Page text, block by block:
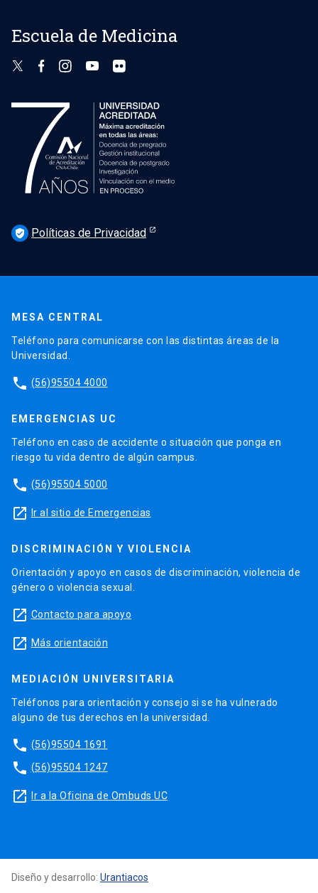
Escuela de Medicina
verified_user Políticas de Privacidad
MESA CENTRAL
Teléfono para comunicarse con las distintas áreas de la
Universidad.
phone (56)95504 4000
EMERGENCIAS UC
Teléfono en caso de accidente o situación que ponga en
riesgo tu vida dentro de algún campus.
phone (56)95504 5000
launch Ir al sitio de Emergencias
DISCRIMINACIÓN Y VIOLENCIA
Orientación y apoyo en casos de discriminación, violencia de
género o violencia sexual.
launch Contacto para apoyo
launch Más orientación
MEDIACIÓN UNIVERSITARIA
Teléfonos para orientación y consejo si se ha vulnerado
alguno de tus derechos en la universidad.
phone (56)95504 1691
phone (56)95504 1247
launch Ir a la Oficina de Ombuds UC
Diseño y desarrollo: Urantiacos